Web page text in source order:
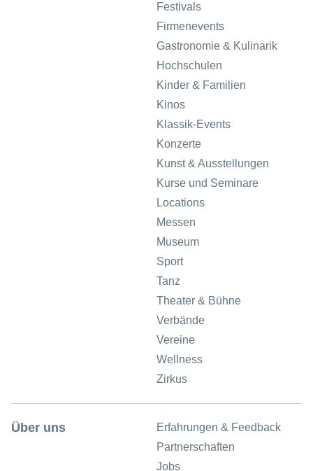
Festivals
Firmenevents
Gastronomie & Kulinarik
Hochschulen
Kinder & Familien
Kinos
Klassik-Events
Konzerte
Kunst & Ausstellungen
Kurse und Seminare
Locations
Messen
Museum
Sport
Tanz
Theater & Bühne
Verbände
Vereine
Wellness
Zirkus
Über uns
Erfahrungen & Feedback
Partnerschaften
Jobs